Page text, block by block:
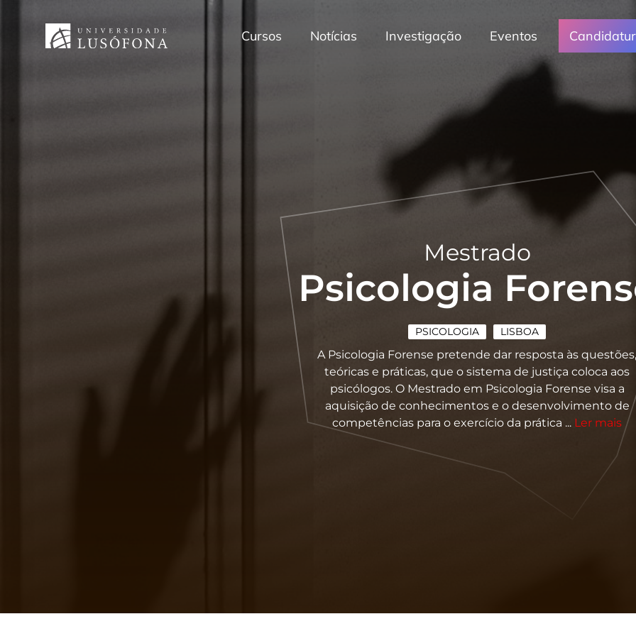
Cursos Notícias Investigação Eventos
Mestrado
Psicologia
PSICOLOGIA LISBOA
A Psicologia Forense pretende dar resposta às questões,
teóricas e práticas, que o sistema de justiça coloca aos
psicólogos. O Mestrado em Psicologia Forense visa a
aquisição de conhecimentos e o desenvolvimento de
competências para o exercício da prática ... Ler mais